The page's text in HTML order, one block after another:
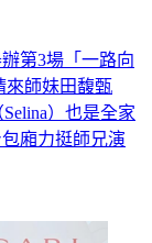
第3場「一路向
來師妹田馥甄
）也是全家
廂力挺師兄演